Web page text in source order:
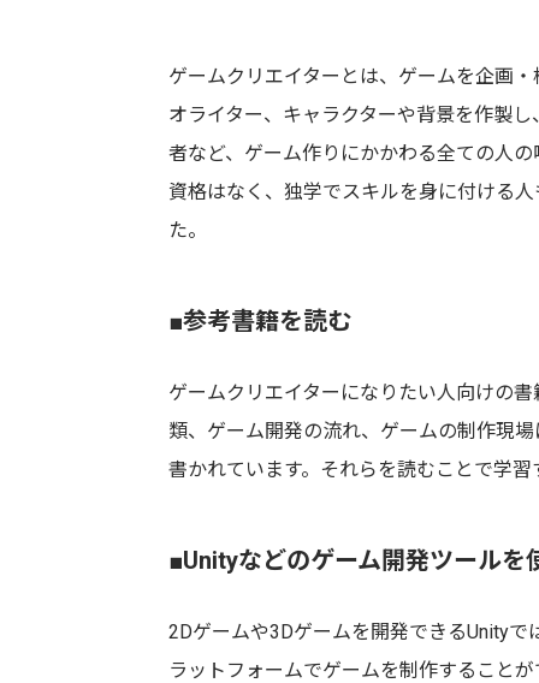
ゲームクリエイターとは、ゲームを企画
オライター、キャラクターや背景を作製
者など、ゲーム作りにかかわる全ての人
資格はなく、独学でスキルを身に付ける
た。
■参考書籍を読む
ゲームクリエイターになりたい人向けの
類、ゲーム開発の流れ、ゲームの制作現
書かれています。それらを読むことで学
■Unityなどのゲーム開発ツールを
2Dゲームや3Dゲームを開発できるUnity
ラットフォームでゲームを制作すること